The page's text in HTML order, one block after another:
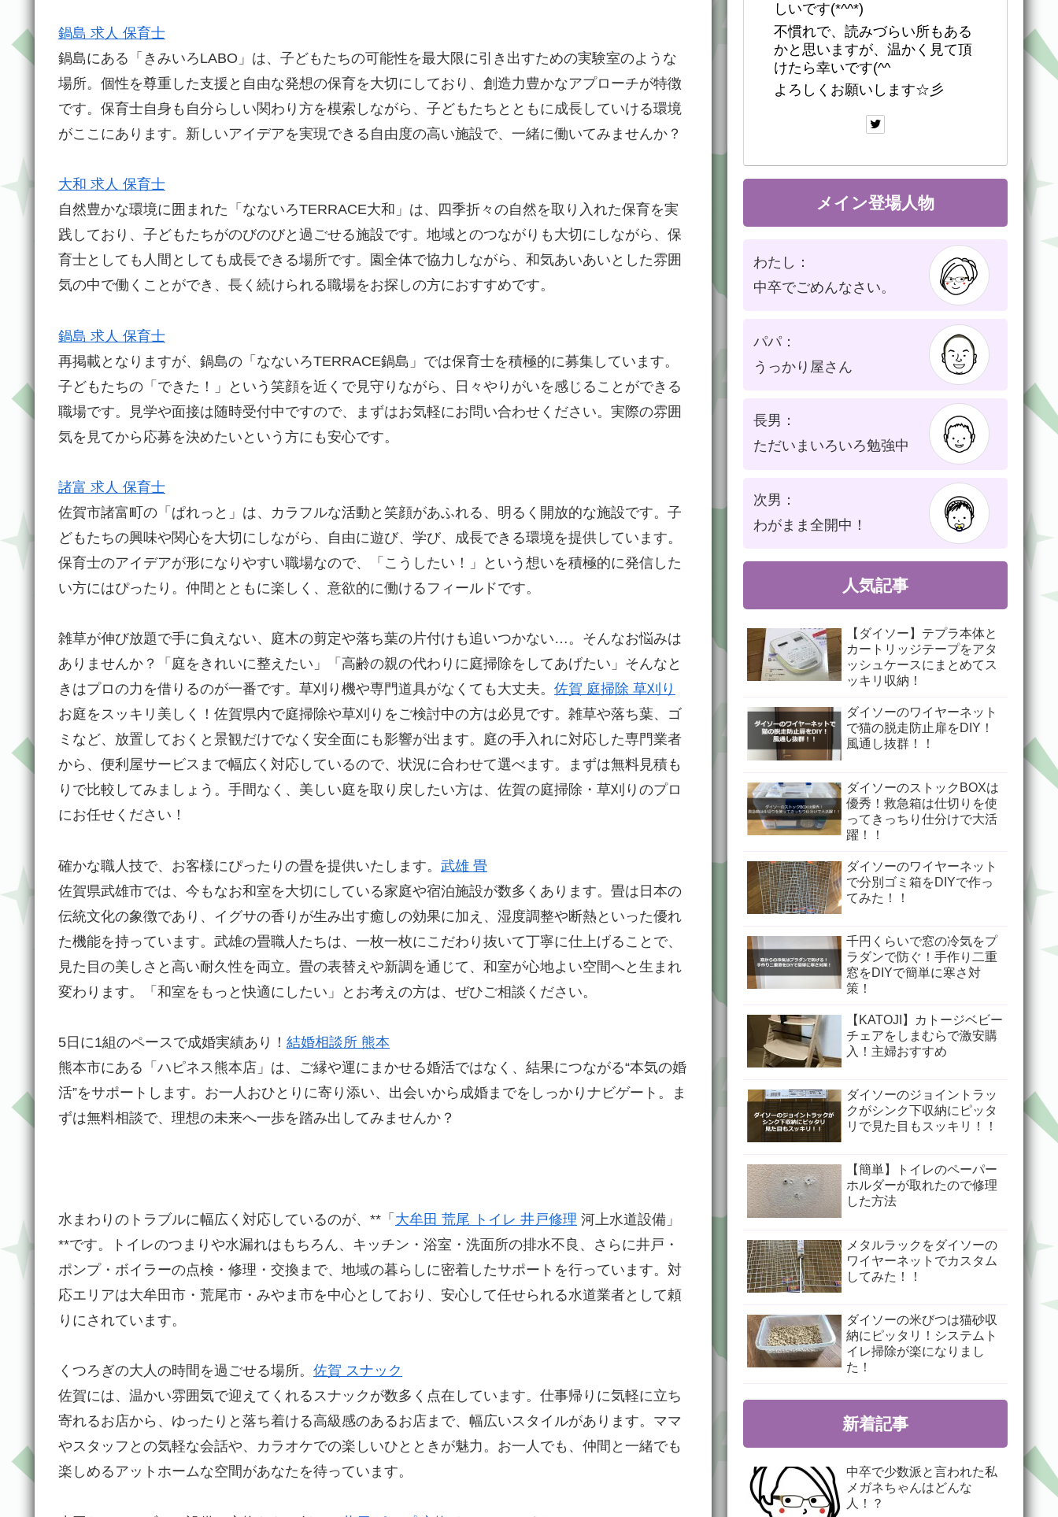
鍋島 求人 保育士
鍋島にある「きみいろLABO」は、子どもたちの可能性を最大限に引き出すための実験室のような
場所。個性を尊重した支援と自由な発想の保育を大切にしており、創造力豊かなアプローチが特徴
です。保育士自身も自分らしい関わり方を模索しながら、子どもたちとともに成長していける環境
がここにあります。新しいアイデアを実現できる自由度の高い施設で、一緒に働いてみませんか？
大和 求人 保育士
自然豊かな環境に囲まれた「なないろTERRACE大和」は、四季折々の自然を取り入れた保育を実
践しており、子どもたちがのびのびと過ごせる施設です。地域とのつながりも大切にしながら、保
育士としても人間としても成長できる場所です。園全体で協力しながら、和気あいあいとした雰囲
気の中で働くことができ、長く続けられる職場をお探しの方におすすめです。
鍋島 求人 保育士
再掲載となりますが、鍋島の「なないろTERRACE鍋島」では保育士を積極的に募集しています。
子どもたちの「できた！」という笑顔を近くで見守りながら、日々やりがいを感じることができる
職場です。見学や面接は随時受付中ですので、まずはお気軽にお問い合わせください。実際の雰囲
気を見てから応募を決めたいという方にも安心です。
諸富 求人 保育士
佐賀市諸富町の「ぱれっと」は、カラフルな活動と笑顔があふれる、明るく開放的な施設です。子
どもたちの興味や関心を大切にしながら、自由に遊び、学び、成長できる環境を提供しています。
保育士のアイデアが形になりやすい職場なので、「こうしたい！」という想いを積極的に発信した
い方にはぴったり。仲間とともに楽しく、意欲的に働けるフィールドです。
雑草が伸び放題で手に負えない、庭木の剪定や落ち葉の片付けも追いつかない…。そんなお悩みは
ありませんか？「庭をきれいに整えたい」「高齢の親の代わりに庭掃除をしてあげたい」そんなと
きはプロの力を借りるのが一番です。草刈り機や専門道具がなくても大丈夫。 佐賀 庭掃除 草刈り
お庭をスッキリ美しく！佐賀県内で庭掃除や草刈りをご検討中の方は必見です。雑草や落ち葉、ゴ
ミなど、放置しておくと景観だけでなく安全面にも影響が出ます。庭の手入れに対応した専門業者
から、便利屋サービスまで幅広く対応しているので、状況に合わせて選べます。まずは無料見積も
りで比較してみましょう。手間なく、美しい庭を取り戻したい方は、佐賀の庭掃除・草刈りのプロ
にお任せください！
確かな職人技で、お客様にぴったりの畳を提供いたします。 武雄 畳
佐賀県武雄市では、今もなお和室を大切にしている家庭や宿泊施設が数多くあります。畳は日本の
伝統文化の象徴であり、イグサの香りが生み出す癒しの効果に加え、湿度調整や断熱といった優れ
た機能を持っています。武雄の畳職人たちは、一枚一枚にこだわり抜いて丁寧に仕上げることで、
見た目の美しさと高い耐久性を両立。畳の表替えや新調を通じて、和室が心地よい空間へと生まれ
変わります。「和室をもっと快適にしたい」とお考えの方は、ぜひご相談ください。
5日に1組のペースで成婚実績あり！ 結婚相談所 熊本
熊本市にある「ハピネス熊本店」は、ご縁や運にまかせる婚活ではなく、結果につながる“本気の婚
活”をサポートします。お一人おひとりに寄り添い、出会いから成婚までをしっかりナビゲート。ま
ずは無料相談で、理想の未来へ一歩を踏み出してみませんか？
水まわりのトラブルに幅広く対応しているのが、**「 大牟田 荒尾 トイレ 井戸修理 河上水道設備」
**です。トイレのつまりや水漏れはもちろん、キッチン・浴室・洗面所の排水不良、さらに井戸・
ポンプ・ボイラーの点検・修理・交換まで、地域の暮らしに密着したサポートを行っています。対
応エリアは大牟田市・荒尾市・みやま市を中心としており、安心して任せられる水道業者として頼
りにされています。
くつろぎの大人の時間を過ごせる場所。 佐賀 スナック
佐賀には、温かい雰囲気で迎えてくれるスナックが数多く点在しています。仕事帰りに気軽に立ち
寄れるお店から、ゆったりと落ち着ける高級感のあるお店まで、幅広いスタイルがあります。ママ
やスタッフとの気軽な会話や、カラオケでの楽しいひとときが魅力。お一人でも、仲間と一緒でも
楽しめるアットホームな空間があなたを待っています。
しいです(*^^*)
不慣れで、読みづらい所もある
かと思いますが、温かく見て頂
けたら幸いです(^^ゞ
よろしくお願いします☆彡
メイン登場人物
わたし：
中卒でごめんなさい。
パパ：
うっかり屋さん
長男：
ただいまいろいろ勉強中
次男：
わがまま全開中！
人気記事
【ダイソー】テプラ本体と
カートリッジテープをアタ
ッシュケースにまとめてス
ッキリ収納！
ダイソーのワイヤーネット
で猫の脱走防止扉をDIY！
風通し抜群！！
ダイソーのストックBOXは
優秀！救急箱は仕切りを使
ってきっちり仕分けで大活
躍！！
ダイソーのワイヤーネット
で分別ゴミ箱をDIYで作っ
てみた！！
千円くらいで窓の冷気をプ
ラダンで防ぐ！手作り二重
窓をDIYで簡単に寒さ対
策！
【KATOJI】カトージベビー
チェアをしまむらで激安購
入！主婦おすすめ
ダイソーのジョイントラッ
クがシンク下収納にピッタ
リで見た目もスッキリ！！
【簡単】トイレのペーパー
ホルダーが取れたので修理
した方法
メタルラックをダイソーの
ワイヤーネットでカスタム
してみた！！
ダイソーの米びつは猫砂収
納にピッタリ！システムト
イレ掃除が楽になりまし
た！
新着記事
中卒で少数派と言われた私
メガネちゃんはどんな
人！？